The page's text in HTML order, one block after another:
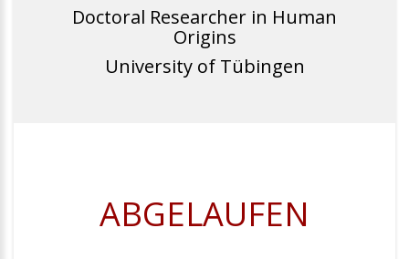
Doctoral Researcher in Human
Origins
University of Tübingen
ABGELAUFEN